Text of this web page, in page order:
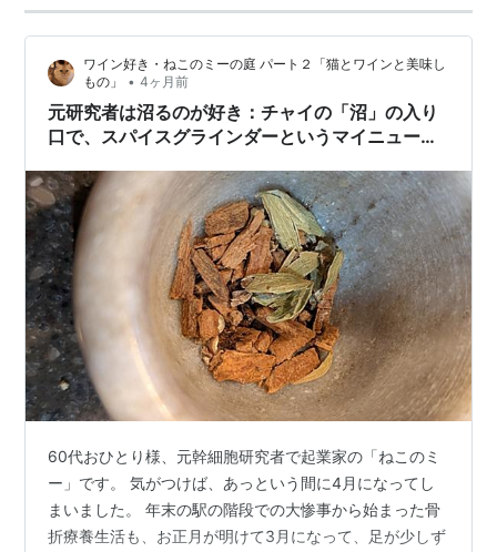
ワイン好き・ねこのミーの庭 パート２「猫とワインと美味し
もの」
• 4ヶ月前
元研究者は沼るのが好き：チャイの「沼」の入り
口で、スパイスグラインダーというマイニューギ
60代おひとり様、元幹細胞研究者で起業家の「ねこのミ
ー」です。 気がつけば、あっという間に4月になってし
まいました。 年末の駅の階段での大惨事から始まった骨
折療養生活も、お正月が明けて3月になって、足が少しず